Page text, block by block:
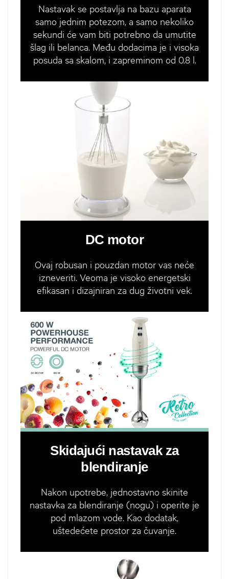
Nastavak se postavlja na bazu aparata
samo jednim potezom, a samo nekoliko
sekundi će vam biti potrebno da umutite
šlag ili belanca. Među dodacima je i visoka
posuda sa skalom, i zapreminom od 0.8 l.
DC motor
Ovaj robusan i pouzdan motor vas neće
izneveriti. Veoma je visoko energetski
efikasan i dizajniran za dug životni vek.
Skidajući nastavak za
blendiranje
Nakon upotrebe, jednostavno skinite
nastavka za blendiranje (nogu) i operite je
pod mlazom vode. Kao dodatak,
uštedećete prostor za čuvanje.